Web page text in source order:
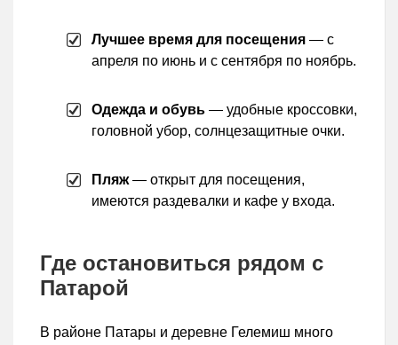
Лучшее время для посещения — с
апреля по июнь и с сентября по ноябрь.
Одежда и обувь — удобные кроссовки,
головной убор, солнцезащитные очки.
Пляж— открыт для посещения,
имеются раздевалки и кафе у входа.
Где остановиться рядом с
Патарой
В районе Патары и деревне Гелемиш много